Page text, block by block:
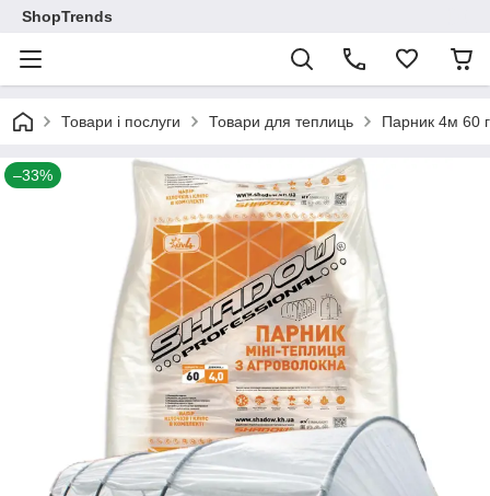
ShopTrends
Товари і послуги Товари для теплиць Парник 4м 60
–33%